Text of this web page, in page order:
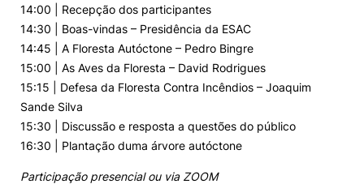
Ofertas de Emprego e Informações Úteis
Loja da Agrária
Mudança de Par Instituição/Curso
14:00 | Recepção dos participantes
14:30 | Boas-vindas – Presidência da ESAC
14:45 | A Floresta Autóctone – Pedro Bingre
15:00 | As Aves da Floresta – David Rodrigues
15:15 | Defesa da Floresta Contra Incêndios – Joaquim
Sande Silva
15:30 | Discussão e resposta a questões do público
16:30 | Plantação duma árvore autóctone
Participação presencial ou via ZOOM